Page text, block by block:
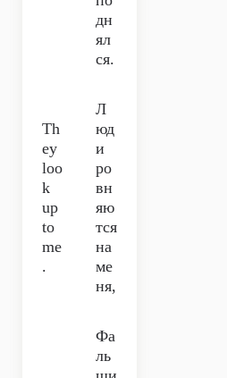
дн
ял
ся.
Th
ey
loo
k
up
to
me
.
Л
юд
и
ро
вн
яю
тся
на
ме
ня,
Фа
ль